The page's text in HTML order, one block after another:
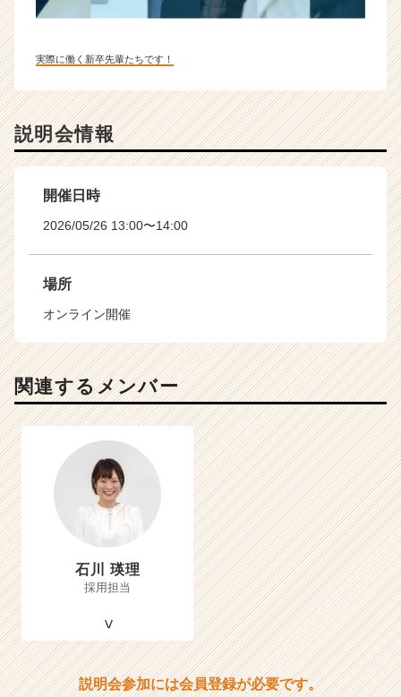
実際に働く新卒先輩たちです！
説明会情報
開催日時
2026/05/26 13:00〜14:00
場所
オンライン開催
関連するメンバー
石川 瑛理
採用担当
説明会参加には会員登録が必要です。